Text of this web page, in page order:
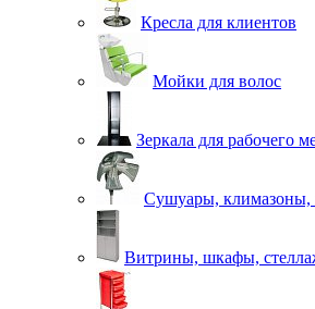
Кресла для клиентов
Мойки для волос
Зеркала для рабочего
Сушуары, климазоны,
Витрины, шкафы,